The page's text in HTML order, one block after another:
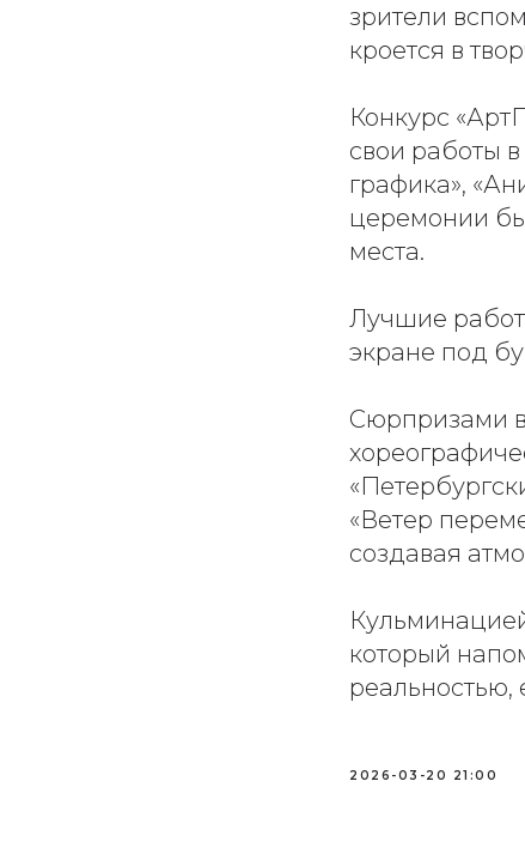
зрители
кроется в
Конкурс
свои работы
графика»,
церемонии
места.
Лучшие
экране под
Сюрпризами
«Ветер
создавая
который
реальностью,
2026-03-20 21:00